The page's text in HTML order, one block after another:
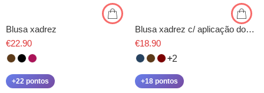
Blusa xadrez
€22.90
+22 pontos
Blusa xadrez c/ aplicação dourada
€18.90
2
+18 pontos